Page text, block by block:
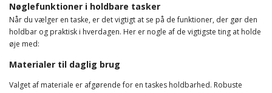
Nøglefunktioner i holdbare tasker
Når du vælger en taske, er det vigtigt at se på de funktioner, der gør den
holdbar og praktisk i hverdagen. Her er nogle af de vigtigste ting at holde
øje med:
Materialer til daglig brug
Valget af materiale er afgørende for en taskes holdbarhed. Robuste